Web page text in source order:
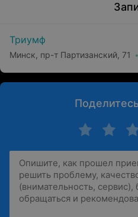
Триумф
Минск, пр-т Партизанский, 71